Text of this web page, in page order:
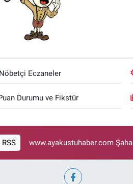
Nöbetçi Eczaneler
Durumu ve Fikstür
RSS www.ayakustuhaber.com